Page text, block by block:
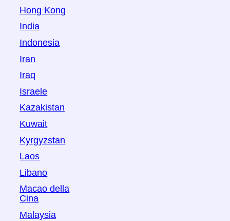
Hong Kong
India
Indonesia
Iran
Iraq
Israele
Kazakistan
Kuwait
Kyrgyzstan
Laos
Libano
Macao della
Cina
Malaysia